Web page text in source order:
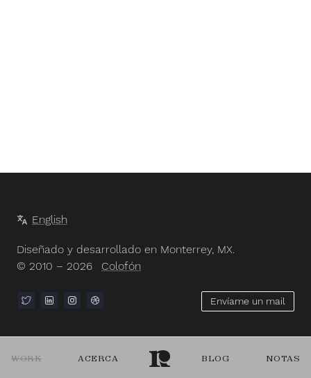
WORK ACERCA BLOG NOTAS
English
Diseñado y desarrollado en Monterrey, MX.
© 2010 – 2026
Colofón
Envíame un mail